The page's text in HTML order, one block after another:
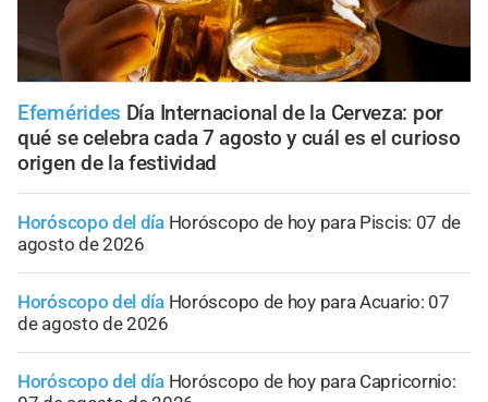
Efemérides Día Internacional de la Cerveza: por
qué se celebra cada 7 agosto y cuál es el curioso
origen de la festividad
Horóscopo del día Horóscopo de hoy para Piscis: 07 de
agosto de 2026
Horóscopo del día Horóscopo de hoy para Acuario: 07
de agosto de 2026
Horóscopo del día Horóscopo de hoy para Capricornio: